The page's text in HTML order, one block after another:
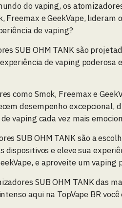
do vaping, os
Freemax e GeekVape,
de vaping?
SUB OHM TANK são
de vaping
como Smok, Freemax e
desempenho excepcional,
vaping cada vez mais
SUB OHM TANK são a
dispositivos e eleve sua
e aproveite um
SUB OHM TANK das
aqui na TopVape BR